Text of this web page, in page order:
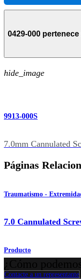
0429-000
hide_image
9913-000S
7.0mm Cannulated
Páginas
Traumatismo -
7.0 Cannulated
Producto
Contacte a un representante